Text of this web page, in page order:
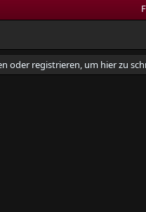
oder registrieren, um hier zu